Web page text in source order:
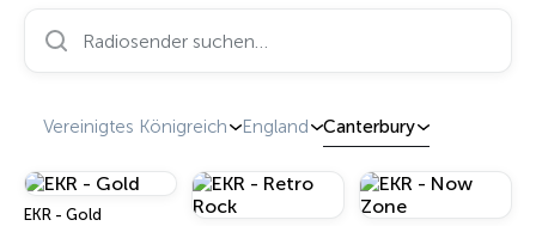
Vereinigtes Königreich England Canterbury
EKR - Gold